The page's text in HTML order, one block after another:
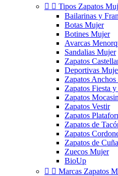
  Tipos Zapatos
Bailarinas y
Botas Mujer
Botines Mujer
Avarcas
Sandalias Mujer
Zapatos
Deportivas
Zapatos Anchos
Zapatos Fiesta
Zapatos
Zapatos Vestir
Zapatos
Zapatos de
Zapatos
Zapatos de Cuña
Zuecos Mujer
BioUp
  Marcas Zapatos